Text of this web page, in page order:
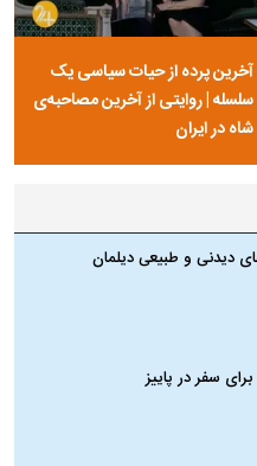
آخرین پرده از حیات سیاسی یک
سلسله | روایتی از آخرین مصاحبه‌ی
شاه در ایران
دیدنی و طبیعی دیلمان
سفر در پاییز